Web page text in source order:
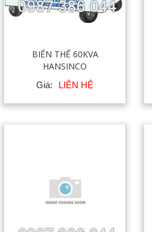
BIẾN THẾ 60KVA
HANSINCO
Giá: LIÊN HỆ